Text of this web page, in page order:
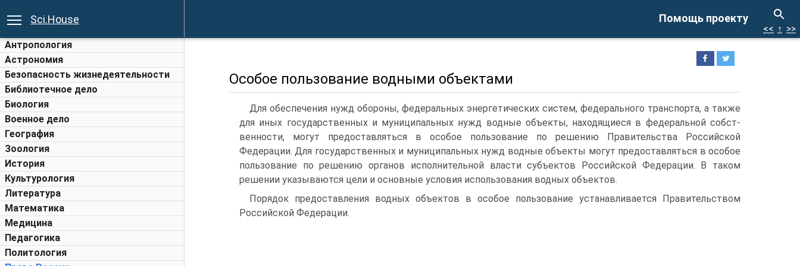
Помощь проекту
Sci.House
Антропология
Астрономия
Безопасность жизнедеятельности
Библиотечное дело
Биология
Военное дело
География
Зоология
История
Культурология
Литература
Математика
Медицина
Педагогика
Политология
<< ↑ >>
Особое пользование водными объектами
Для обеспечения нужд обороны, федеральных энергетических сис­тем, федерального транспорта, а также
для иных государственных и му­ниципальных нужд водные объекты, находящиеся в федеральной собст­
венности, могут предоставляться в особое пользование по решению Правительства Российской
Федерации. Для государственных и муници­пальных нужд водные объекты могут предоставляться в особое
пользова­ние по решению органов исполнительной власти субъектов Российской Федерации. В таком
решении указываются цели и основные условия ис­пользования водных объектов.
Порядок предоставления водных объектов в особое пользование ус­танавливается Правительством
Российской Федерации.